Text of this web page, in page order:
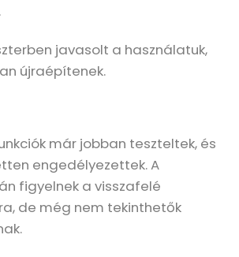
javasolt a használatuk,
újraépítenek.
már jobban teszteltek, és
engedélyezettek. A
figyelnek a visszafelé
de még nem tekinthetők